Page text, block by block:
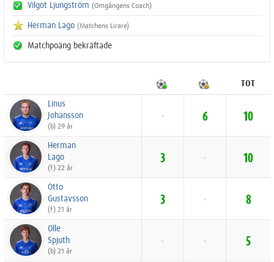
Vilgot Ljungström (Omgångens Coach)
Herman Lago (Matchens Lirare)
Matchpoäng bekräftade
TOT
Linus
Johansson
(b) 29 år
- 6 10
Herman
Lago
(f) 22 år
3 - 10
Otto
Gustavsson
(f) 21 år
3 - 8
Olle
Spjuth
(b) 21 år
- - 5